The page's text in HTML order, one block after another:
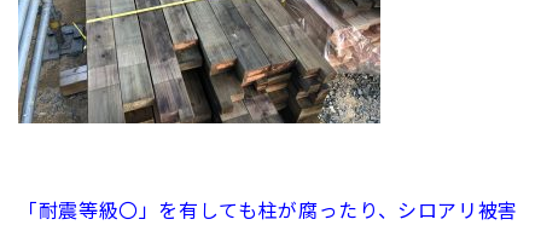
「耐震等級〇」を有しても柱が腐ったり、シロアリ被害